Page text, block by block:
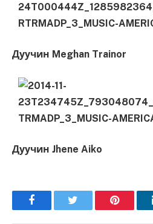
Дуучин Meghan Trainor
Дуучин Jhene Aiko
FacebookTwitter Pinterest